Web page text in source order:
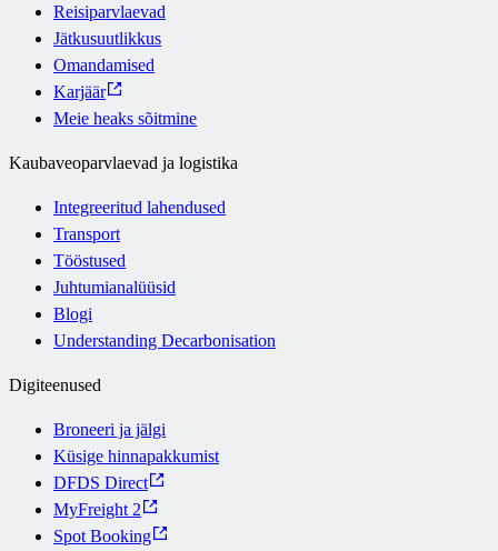
Reisiparvlaevad
Jätkusuutlikkus
Omandamised
Karjäär
Meie heaks sõitmine
Kaubaveoparvlaevad ja logistika
Integreeritud lahendused
Transport
Tööstused
Juhtumianalüüsid
Blogi
Understanding Decarbonisation
Digiteenused
Broneeri ja jälgi
Küsige hinnapakkumist
DFDS Direct
MyFreight 2
Spot Booking